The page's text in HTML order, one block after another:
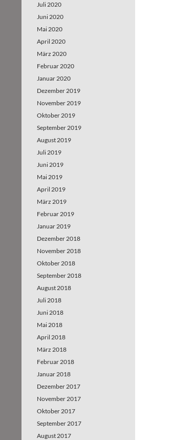
Juli 2020
Juni 2020
Mai 2020
April 2020
März 2020
Februar 2020
Januar 2020
Dezember 2019
November 2019
Oktober 2019
September 2019
August 2019
Juli 2019
Juni 2019
Mai 2019
April 2019
März 2019
Februar 2019
Januar 2019
Dezember 2018
November 2018
Oktober 2018
September 2018
August 2018
Juli 2018
Juni 2018
Mai 2018
April 2018
März 2018
Februar 2018
Januar 2018
Dezember 2017
November 2017
Oktober 2017
September 2017
August 2017